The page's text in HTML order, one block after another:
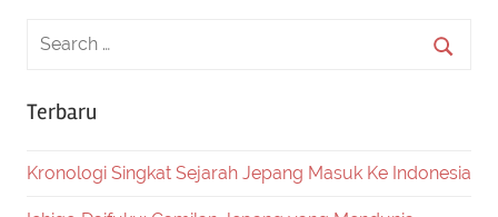
Terbaru
Kronologi Singkat Sejarah Jepang Masuk Ke Indonesia